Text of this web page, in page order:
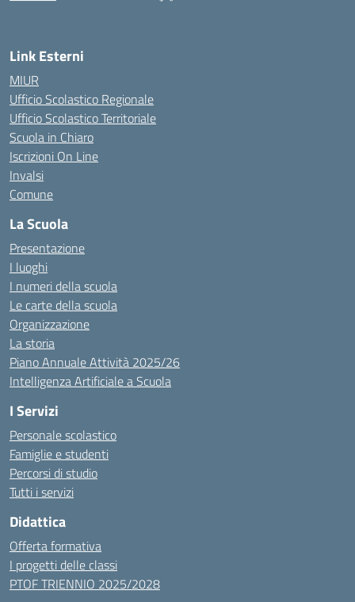
Link Esterni
MIUR
Ufficio Scolastico Regionale
Ufficio Scolastico Territoriale
Scuola in Chiaro
Iscrizioni On Line
Invalsi
Comune
La Scuola
Presentazione
I luoghi
I numeri della scuola
Le carte della scuola
Organizzazione
La storia
Piano Annuale Attività 2025/26
Intelligenza Artificiale a Scuola
I Servizi
Personale scolastico
Famiglie e studenti
Percorsi di studio
Tutti i servizi
Didattica
Offerta formativa
I progetti delle classi
PTOF TRIENNIO 2025/2028